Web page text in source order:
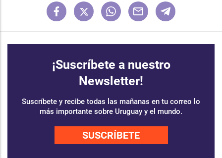
¡Suscríbete a nuestro
Newsletter!
Suscríbete y recibe todas las mañanas en tu correo lo
más importante sobre Uruguay y el mundo.
SUSCRÍBETE